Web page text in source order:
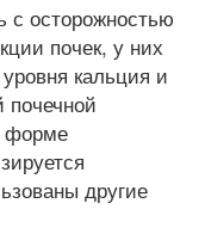
с осторожностью
почек, у них
кальция и
форме
другие